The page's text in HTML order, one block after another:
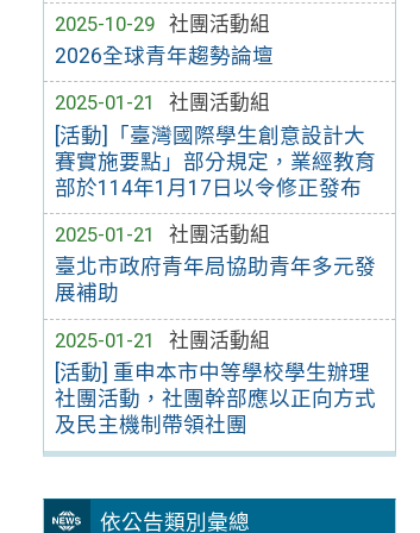
2025-10-29
社團活動組
2026全球青年趨勢論壇
2025-01-21
社團活動組
[活動]「臺灣國際學生創意設計大
賽實施要點」部分規定，業經教育
部於114年1月17日以令修正發布
2025-01-21
社團活動組
臺北市政府青年局協助青年多元發
展補助
2025-01-21
社團活動組
[活動] 重申本市中等學校學生辦理
社團活動，社團幹部應以正向方式
及民主機制帶領社團
依公告類別彙總